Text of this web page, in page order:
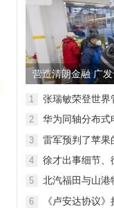
营造清朗金融 广
理维权”
1 张瑞敏荣登世界
2
华为同轴分布式
背后的“车轮思想
3 雷军预判了苹果
4 徐才出事细节、
5
北汽福田与山港
融合新范本
6
《卢安达协议